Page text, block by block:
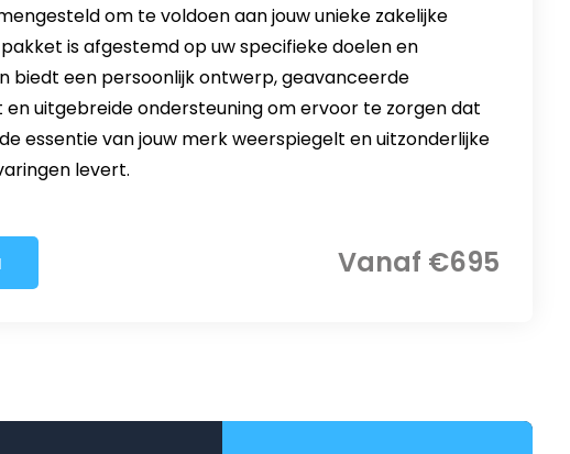
om te voldoen aan jouw unieke zakelijke
is afgestemd op uw specifieke doelen en
biedt een persoonlijk ontwerp, geavanceerde
uitgebreide ondersteuning om ervoor te zorgen dat
essentie van jouw merk weerspiegelt en uitzonderlijke
levert.
Vanaf €695